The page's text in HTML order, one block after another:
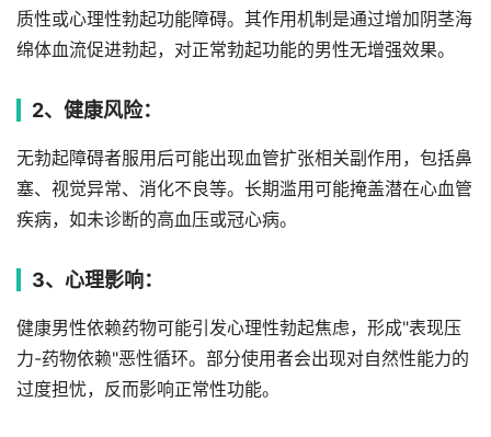
质性或心理性勃起功能障碍。其作用机制是通过增加阴茎海
绵体血流促进勃起，对正常勃起功能的男性无增强效果。
2、健康风险：
无勃起障碍者服用后可能出现血管扩张相关副作用，包括鼻
塞、视觉异常、消化不良等。长期滥用可能掩盖潜在心血管
疾病，如未诊断的高血压或冠心病。
3、心理影响：
健康男性依赖药物可能引发心理性勃起焦虑，形成"表现压
力-药物依赖"恶性循环。部分使用者会出现对自然性能力的
过度担忧，反而影响正常性功能。